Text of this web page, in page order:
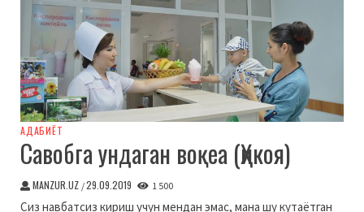
АДАБИЁТ
Савобга ундаган воқеа (Ҳикоя)
MANZUR.UZ /29.09.2019 1 500
Сиз навбатсиз кириш учун мендан эмас, мана шу кутаётган